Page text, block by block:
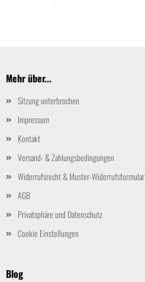
Mehr über...
Sitzung unterbrochen
Impressum
Kontakt
Versand- & Zahlungsbedingungen
Widerrufsrecht & Muster-Widerrufsformular
AGB
Privatsphäre und Datenschutz
Cookie Einstellungen
Blog